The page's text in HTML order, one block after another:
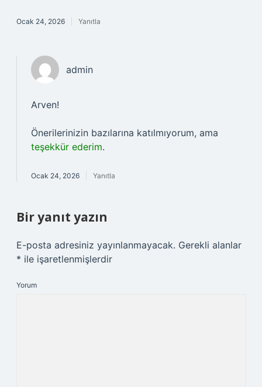
Ocak 24, 2026 Yanıtla
admin
Arven!
Önerilerinizin bazılarına katılmıyorum, ama
teşekkür ederim.
Ocak 24, 2026 Yanıtla
Bir yanıt yazın
E-posta adresiniz yayınlanmayacak. Gerekli alanlar
* ile işaretlenmişlerdir
Yorum